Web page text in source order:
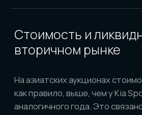
stas.eremkin@gmail.com
8 800 600-37-37
АВТО ПОД ЗАКАЗ
ИЗ ЯПОНИИ, КОРЕИ И КИТАЯ